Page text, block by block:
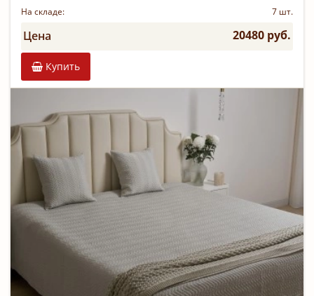
На складе:
7 шт.
Цена 20480 руб.
Купить